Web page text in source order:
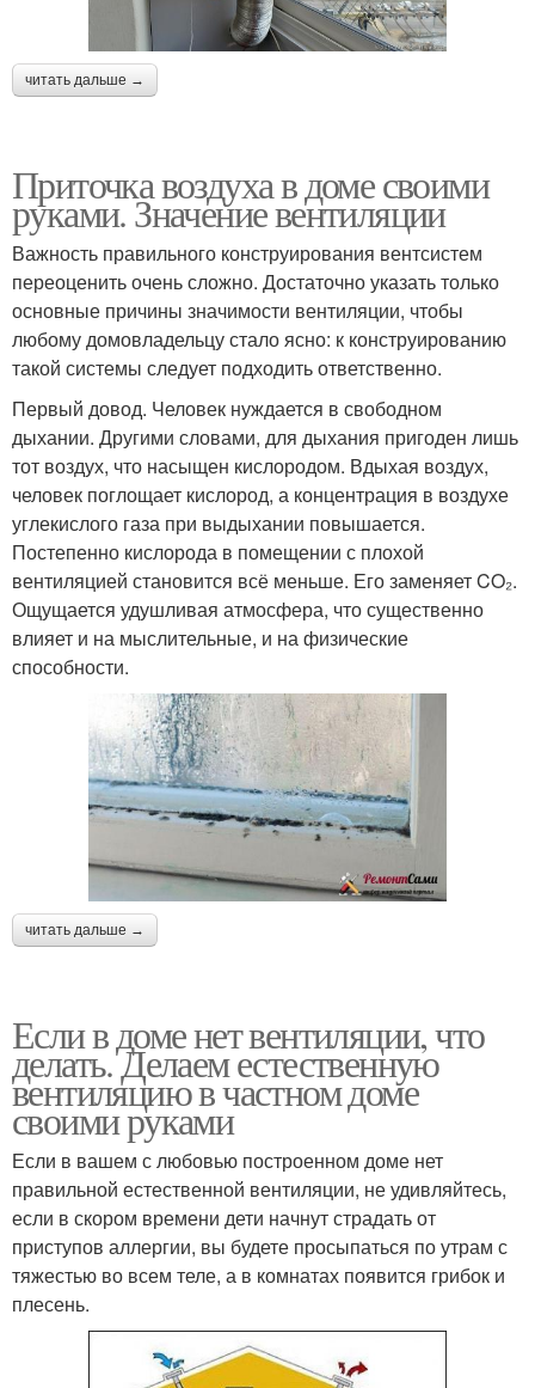
читать дальше →
Приточка воздуха в доме своими
руками. Значение вентиляции
Важность правильного конструирования вентсистем
переоценить очень сложно. Достаточно указать только
основные причины значимости вентиляции, чтобы
любому домовладельцу стало ясно: к конструированию
такой системы следует подходить ответственно.
Первый довод. Человек нуждается в свободном
дыхании. Другими словами, для дыхания пригоден лишь
тот воздух, что насыщен кислородом. Вдыхая воздух,
человек поглощает кислород, а концентрация в воздухе
углекислого газа при выдыхании повышается.
Постепенно кислорода в помещении с плохой
вентиляцией становится всё меньше. Его заменяет CO₂.
Ощущается удушливая атмосфера, что существенно
влияет и на мыслительные, и на физические
способности.
читать дальше →
Если в доме нет вентиляции, что
делать. Делаем естественную
вентиляцию в частном доме
своими руками
Если в вашем с любовью построенном доме нет
правильной естественной вентиляции, не удивляйтесь,
если в скором времени дети начнут страдать от
приступов аллергии, вы будете просыпаться по утрам с
тяжестью во всем теле, а в комнатах появится грибок и
плесень.